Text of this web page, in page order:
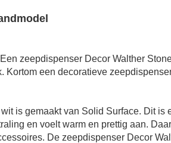
zeepdispenser Decor Walther
Kortom een decoratieve
is gemaakt van Solid Surface. Dit
en voelt warm en prettig aan.
De zeepdispenser Decor